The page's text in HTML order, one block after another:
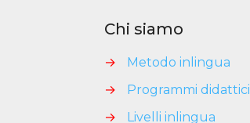
Chi siamo
→
Metodo inlingua
→
Programmi didattici
→
Livelli inlingua